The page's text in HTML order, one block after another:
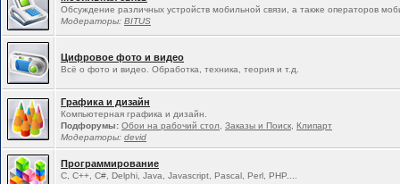
Обсуждение различных устройств мобильной связи, а также операторов
Модераторы: BITUS
Цифровое фото и видео
Всё о фото и видео. Обработка, техника, теория и т.д.
Графика и дизайн
Компьютерная графика и дизайн.
Подфорумы: Обои на рабочий стол Заказы и Поиск Клипарт
Модераторы: devid
Программирование
C, C++, C#, Delphi, Java, Javascript, Pascal, Perl, PHP....